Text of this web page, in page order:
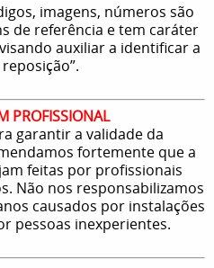
imagens, números são
de referência e tem caráter
auxiliar a identificar a
PROFISSIONAL
garantir a validade da
fortemente que a
feitas por profissionais
Não nos responsabilizamos
causados por instalações
pessoas inexperientes.